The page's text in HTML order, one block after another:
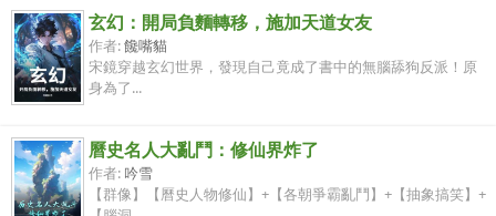
玄幻：開局負麵轉移，施加天道女友
作者:饞嘴貓
宋鏡穿越玄幻世界，發現自己竟成了書中的無腦舔狗反派！原
身為了...
曆史名人大亂鬥：修仙界炸了
作者: 吟雪
【群像】【曆史人物修仙】+【各朝爭霸亂鬥】+【抽象搞笑】+